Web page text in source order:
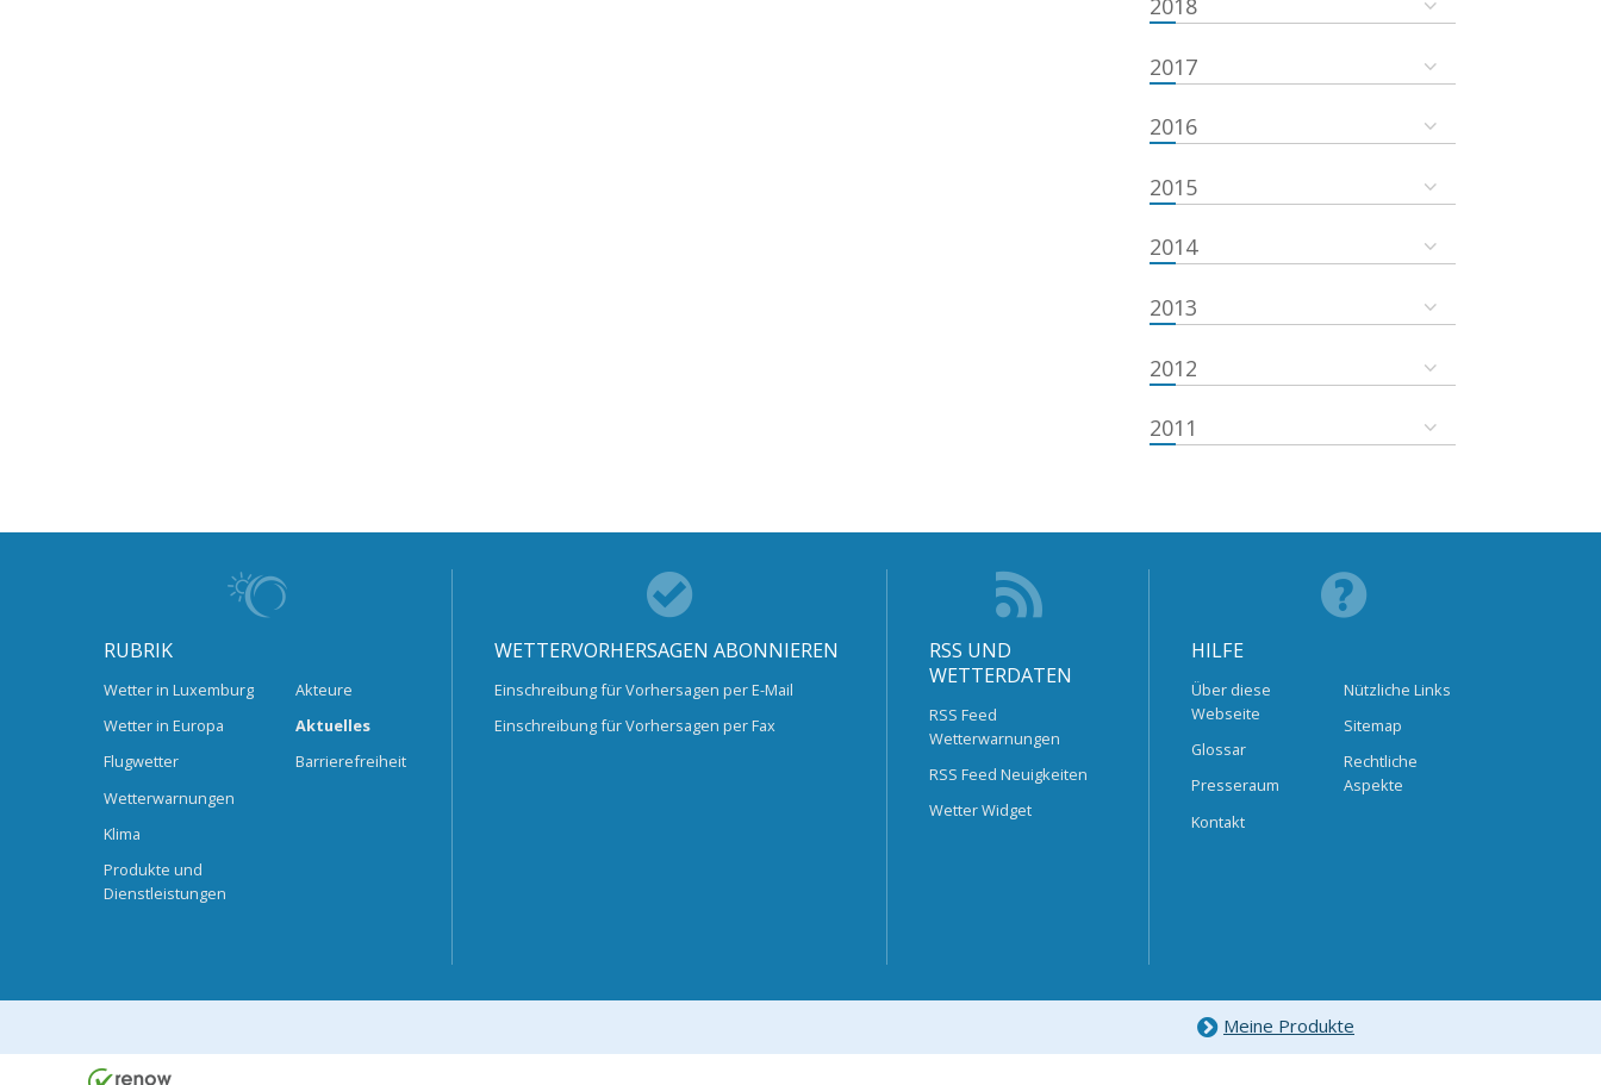
2018
2017
2016
2015
2014
2013
2012
2011
RUBRIK
Wetter in Luxemburg
Wetter in Europa
Flugwetter
Wetterwarnungen
Klima
Produkte und
Dienstleistungen
Akteure
Aktuelles
Barrierefreiheit
WETTERVORHERSAGEN ABONNIEREN
Einschreibung für Vorhersagen per E-Mail
Einschreibung für Vorhersagen per Fax
RSS UND
WETTERDATEN
RSS Feed
Wetterwarnungen
RSS Feed Neuigkeiten
Wetter Widget
HILFE
Über diese
Webseite
Glossar
Presseraum
Kontakt
Nützliche Links
Sitemap
Rechtliche
Aspekte
Meine Produkte